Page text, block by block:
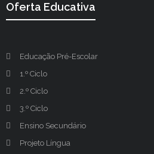
Oferta Educativa
Educação Pré-Escolar
1.º Ciclo
2.º Ciclo
3.º Ciclo
Ensino Secundário
Projeto Língua